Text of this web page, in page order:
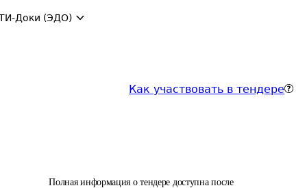
Доки (ЭДО)
Как участвовать в тендере
Полная информация о тендере доступна после